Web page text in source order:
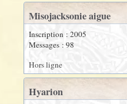
Misojacksonie aigue
Inscription : 2005
Messages : 98
Hors ligne
Hyarion